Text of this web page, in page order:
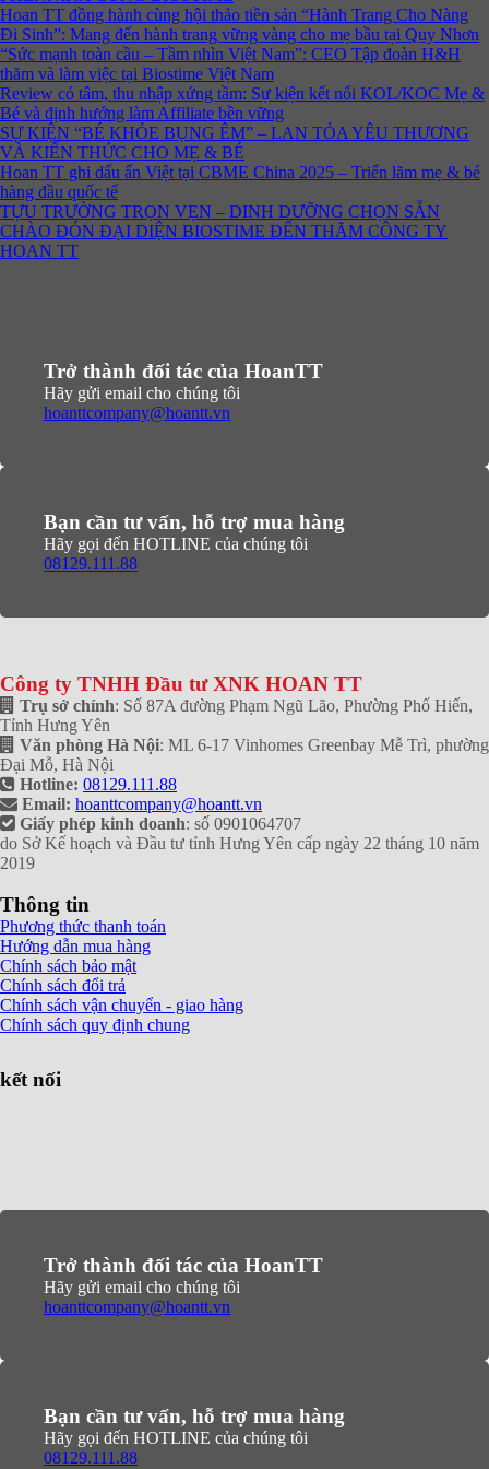
Hoan TT đồng hành cùng hội thảo tiền sản “Hành Trang Cho Nàng
Đi Sinh”: Mang đến hành trang vững vàng cho mẹ bầu tại Quy Nhơn
“Sức mạnh toàn cầu – Tầm nhìn Việt Nam”: CEO Tập đoàn H&H
thăm và làm việc tại Biostime Việt Nam
Review có tâm, thu nhập xứng tầm: Sự kiện kết nối KOL/KOC Mẹ &
Bé và định hướng làm Affiliate bền vững
SỰ KIỆN “BÉ KHỎE BỤNG ÊM” – LAN TỎA YÊU THƯƠNG
VÀ KIẾN THỨC CHO MẸ & BÉ
Hoan TT ghi dấu ấn Việt tại CBME China 2025 – Triển lãm mẹ & bé
hàng đầu quốc tế
TỰU TRƯỜNG TRỌN VẸN – DINH DƯỠNG CHỌN SẴN
CHÀO ĐÓN ĐẠI DIỆN BIOSTIME ĐẾN THĂM CÔNG TY
HOAN TT
Trở thành đối tác của HoanTT
Hãy gửi email cho chúng tôi
hoanttcompany@hoantt.vn
Bạn cần tư vấn, hỗ trợ mua hàng
Hãy gọi đến HOTLINE của chúng tôi
08129.111.88
Công ty TNHH Đầu tư XNK HOAN TT
Trụ sở chính: Số 87A đường Phạm Ngũ Lão, Phường Phố Hiến,
Tỉnh Hưng Yên
Văn phòng Hà Nội: ML 6-17 Vinhomes Greenbay Mễ Trì, phường
Đại Mỗ, Hà Nội
Hotline: 08129.111.88
Email: hoanttcompany@hoantt.vn
Giấy phép kinh doanh: số 0901064707
do Sở Kế hoạch và Đầu tư tỉnh Hưng Yên cấp ngày 22 tháng 10 năm
2019
Thông tin
Phương thức thanh toán
Hướng dẫn mua hàng
Chính sách bảo mật
Chính sách đổi trả
Chính sách vận chuyển - giao hàng
Chính sách quy định chung
kết nối
Trở thành đối tác của HoanTT
Hãy gửi email cho chúng tôi
hoanttcompany@hoantt.vn
Bạn cần tư vấn, hỗ trợ mua hàng
Hãy gọi đến HOTLINE của chúng tôi
08129.111.88